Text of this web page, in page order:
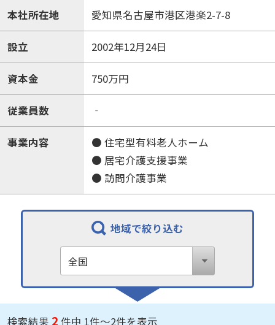
本社所在地 愛知県名古屋市港区港楽2-7-8
設立 2002年12月24日
資本金 750万円
従業員数 ‐
事業内容
● 住宅型有料老人ホーム
● 居宅介護支援事業
● 訪問介護事業
地域で絞り込む
検索結果 2 件中 1件～2件を表示